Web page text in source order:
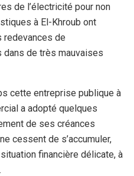
de l’électricité pour non
à El-Khroub ont
redevances de
de très mauvaises
cette entreprise publique à
a adopté quelques
de ses créances
cessent de s’accumuler,
financière délicate, à